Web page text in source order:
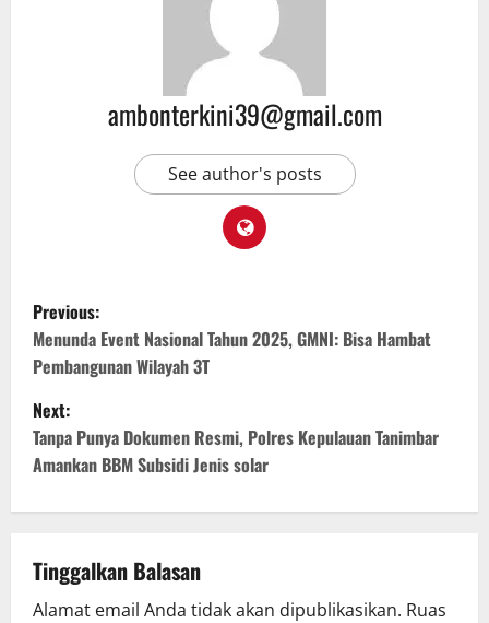
ambonterkini39@gmail.com
See author's posts
Previous:
Menunda Event Nasional Tahun 2025, GMNI: Bisa Hambat
Pembangunan Wilayah 3T
Next:
Tanpa Punya Dokumen Resmi, Polres Kepulauan Tanimbar
Amankan BBM Subsidi Jenis solar
Tinggalkan Balasan
Alamat email Anda tidak akan dipublikasikan. Ruas